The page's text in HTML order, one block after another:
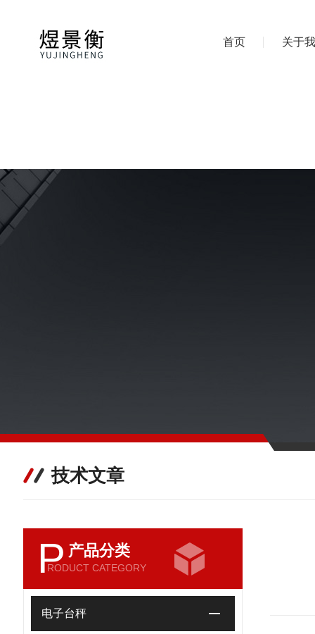
首页 关于
技术文章
P 产品分类
RODUCT CATEGORY
电子台秤